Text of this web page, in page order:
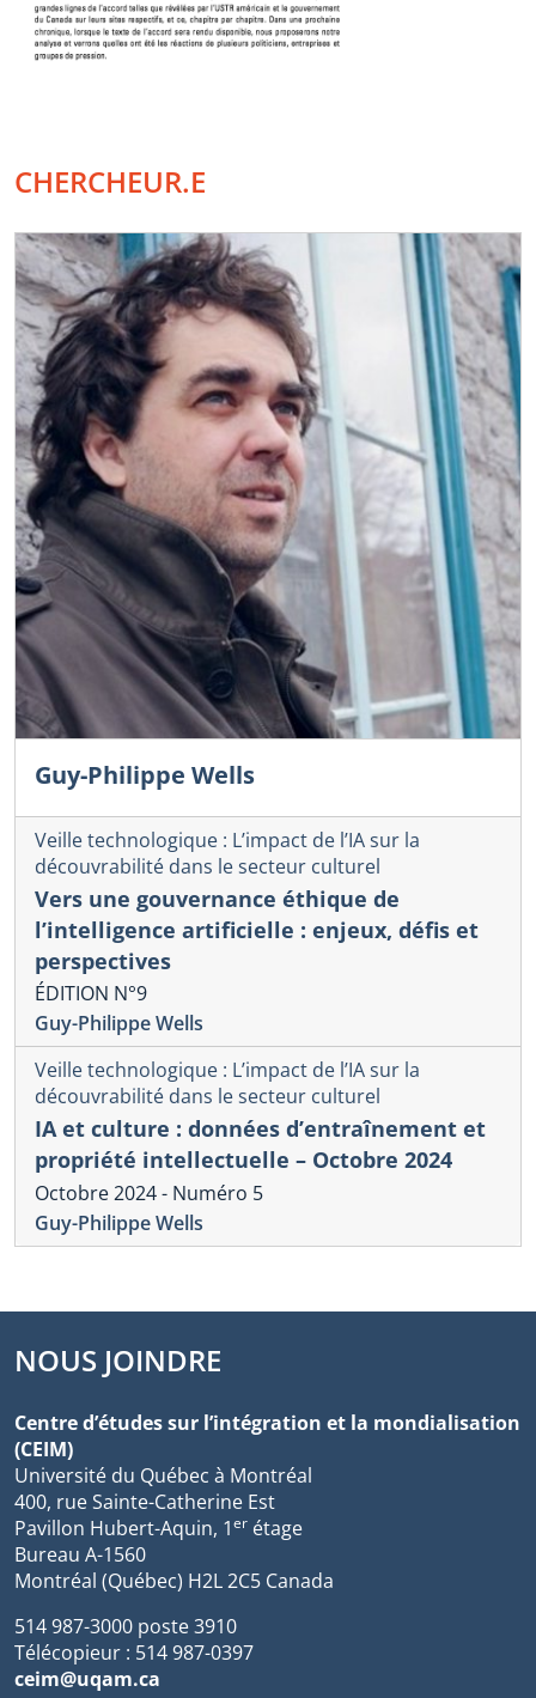
CHERCHEUR.E
Guy-Philippe Wells
Veille technologique : L’impact de l’IA sur la
découvrabilité dans le secteur culturel
Vers une gouvernance éthique de
l’intelligence artificielle : enjeux, défis et
perspectives
ÉDITION N°9
Guy-Philippe Wells
Veille technologique : L’impact de l’IA sur la
découvrabilité dans le secteur culturel
IA et culture : données d’entraînement et
propriété intellectuelle – Octobre 2024
Octobre 2024 - Numéro 5
Guy-Philippe Wells
NOUS JOINDRE
Centre d’études sur l’intégration et la mondialisation
(CEIM)
Université du Québec à Montréal
400, rue Sainte-Catherine Est
Pavillon Hubert-Aquin, 1er étage
Bureau A-1560
Montréal (Québec) H2L 2C5 Canada
514 987-3000 poste 3910
Télécopieur : 514 987-0397
ceim@uqam.ca